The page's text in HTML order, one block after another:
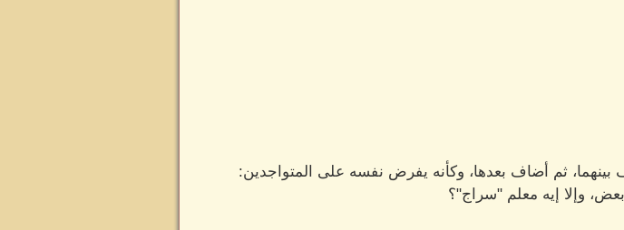
ثم أضاف بعدها، وكأنه يفرض نفسه على المتواجدين:
وإلا إيه معلم "سراج"؟